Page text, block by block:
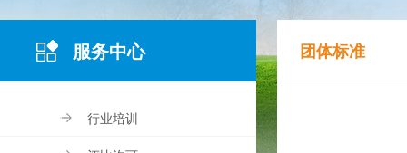
服务中心
行业培训
团体标准